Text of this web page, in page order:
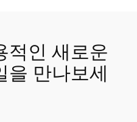
적인 새로운
을 만나보세